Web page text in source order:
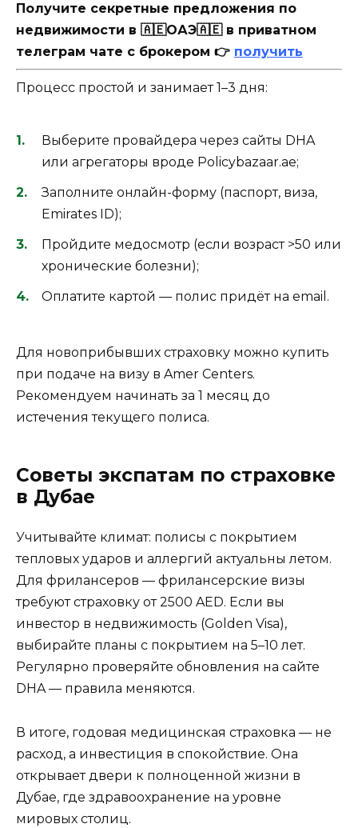
Получите секретные предложения по
недвижимости в 🇦🇪ОАЭ🇦🇪 в приватном
телеграм чате с брокером 👉 получить
Процесс простой и занимает 1–3 дня:
Выберите провайдера через сайты DHA
или агрегаторы вроде Policybazaar.ae;
Заполните онлайн-форму (паспорт, виза,
Emirates ID);
Пройдите медосмотр (если возраст >50 или
хронические болезни);
Оплатите картой — полис придёт на email.
Для новоприбывших страховку можно купить
при подаче на визу в Amer Centers.
Рекомендуем начинать за 1 месяц до
истечения текущего полиса.
Советы экспатам по страховке
в Дубае
Учитывайте климат: полисы с покрытием
тепловых ударов и аллергий актуальны летом.
Для фрилансеров — фрилансерские визы
требуют страховку от 2500 AED. Если вы
инвестор в недвижимость (Golden Visa),
выбирайте планы с покрытием на 5–10 лет.
Регулярно проверяйте обновления на сайте
DHA — правила меняются.
В итоге, годовая медицинская страховка — не
расход, а инвестиция в спокойствие. Она
открывает двери к полноценной жизни в
Дубае, где здравоохранение на уровне
мировых столиц.